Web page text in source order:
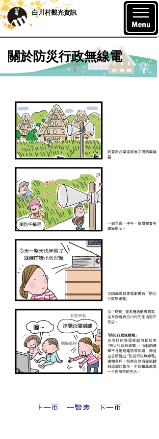
白川村觀光資訊
關於防災行政無線電
上一页 一覽表 下一页